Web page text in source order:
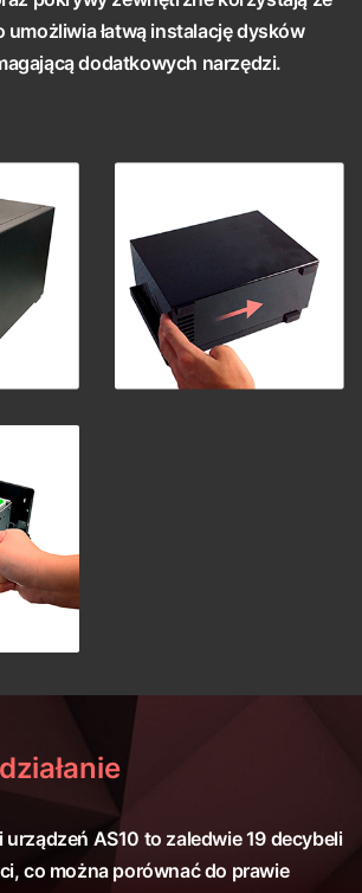
umożliwia łatwą instalację dysków
dodatkowych narzędzi.
urządzeń AS10 to zaledwie 19 decybeli
co można porównać do prawie